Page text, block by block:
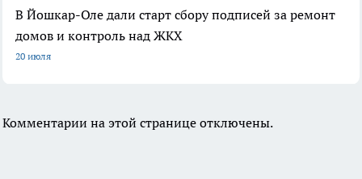
В Йошкар-Оле дали старт сбору подписей за ремонт
домов и контроль над ЖКХ
20 июля
Комментарии на этой странице отключены.